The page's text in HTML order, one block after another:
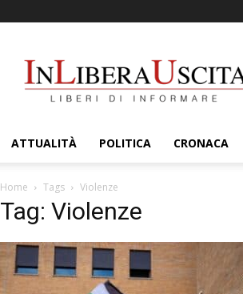
ATTUALITÀ POLITICA CRONACA
Home Tags Violenze
Tag: Violenze